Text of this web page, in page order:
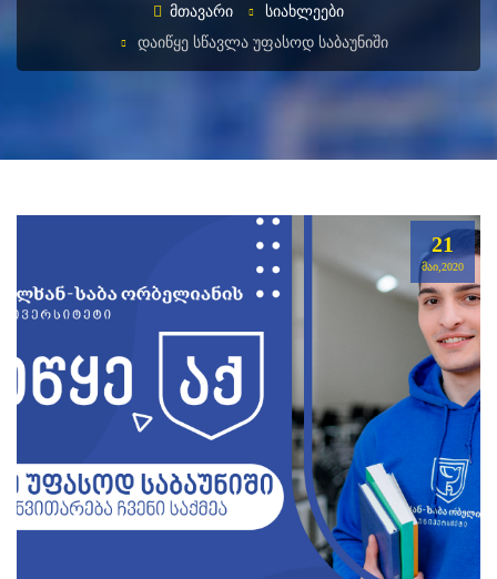
ᲛᲗᲐᲕᲐᲠᲘ
ᲡᲘᲐᲮᲚᲔᲔᲑᲘ
ᲓᲐᲘᲬᲧᲔ ᲡᲬᲐᲕᲚᲐ ᲣᲤᲐᲡᲝᲓ ᲡᲐᲑᲐᲣᲜᲘᲨᲘ
21
ᲛᲐᲘ,2020